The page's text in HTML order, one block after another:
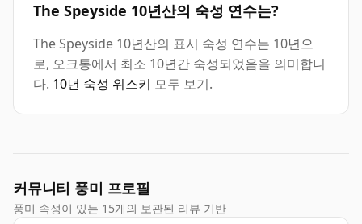
The Speyside 10년산의 숙성 연수는?
The Speyside 10년산의 표시 숙성 연수는 10년으
로, 오크통에서 최소 10년간 숙성되었음을 의미합니
다. 10년 숙성 위스키 모두 보기.
커뮤니티 풍미 프로필
풍미 속성이 있는 15개의 보관된 리뷰 기반